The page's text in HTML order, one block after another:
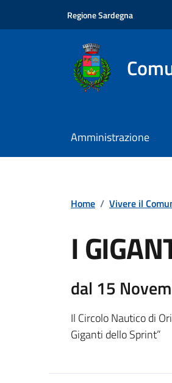
Regione Sardegna
Amministrazione
Home / Vivere il
I
dal 15
Il Circolo Nautico di
Giganti dello Sprint”